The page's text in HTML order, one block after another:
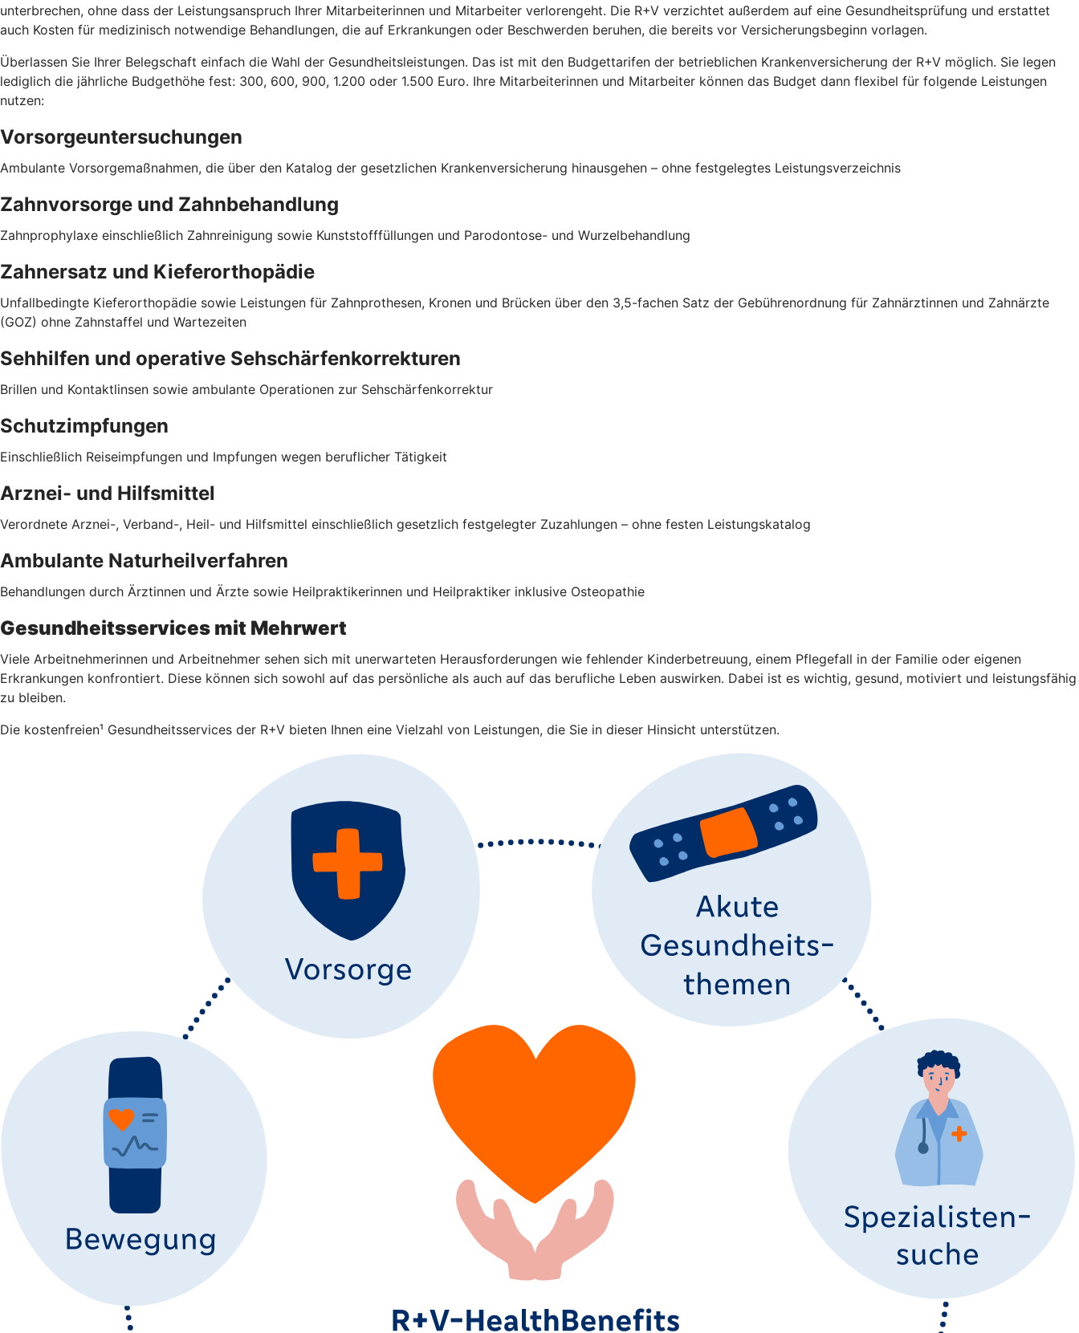
unterbrechen, ohne dass der Leistungsanspruch Ihrer Mitarbeiterinnen und Mitarbeiter verlorengeht. Die R+V verzichtet außerdem auf eine Gesundheitsprüfung und erstattet
auch Kosten für medizinisch notwendige Behandlungen, die auf Erkrankungen oder Beschwerden beruhen, die bereits vor Versicherungsbeginn vorlagen.
Überlassen Sie Ihrer Belegschaft einfach die Wahl der Gesundheitsleistungen. Das ist mit den Budgettarifen der betrieblichen Krankenversicherung der R+V möglich. Sie legen
lediglich die jährliche Budgethöhe fest: 300, 600, 900, 1.200 oder 1.500 Euro. Ihre Mitarbeiterinnen und Mitarbeiter können das Budget dann flexibel für folgende Leistungen
nutzen:
Vorsorgeuntersuchungen
Ambulante Vorsorgemaßnahmen, die über den Katalog der gesetzlichen Krankenversicherung hinausgehen – ohne festgelegtes Leistungsverzeichnis
Zahnvorsorge und Zahnbehandlung
Zahnprophylaxe einschließlich Zahnreinigung sowie Kunststofffüllungen und Parodontose- und Wurzelbehandlung
Zahnersatz und Kieferorthopädie
Unfallbedingte Kieferorthopädie sowie Leistungen für Zahnprothesen, Kronen und Brücken über den 3,5-fachen Satz der Gebührenordnung für Zahnärztinnen und Zahnärzte
(GOZ) ohne Zahnstaffel und Wartezeiten
Sehhilfen und operative Sehschärfenkorrekturen
Brillen und Kontaktlinsen sowie ambulante Operationen zur Sehschärfenkorrektur
Schutzimpfungen
Einschließlich Reiseimpfungen und Impfungen wegen beruflicher Tätigkeit
Arznei- und Hilfsmittel
Verordnete Arznei-, Verband-, Heil- und Hilfsmittel einschließlich gesetzlich festgelegter Zuzahlungen – ohne festen Leistungskatalog
Ambulante Naturheilverfahren
Behandlungen durch Ärztinnen und Ärzte sowie Heilpraktikerinnen und Heilpraktiker inklusive Osteopathie
Gesundheitsservices mit Mehrwert
Viele Arbeitnehmerinnen und Arbeitnehmer sehen sich mit unerwarteten Herausforderungen wie fehlender Kinderbetreuung, einem Pflegefall in der Familie oder eigenen
Erkrankungen konfrontiert. Diese können sich sowohl auf das persönliche als auch auf das berufliche Leben auswirken. Dabei ist es wichtig, gesund, motiviert und leistungsfähig
zu bleiben.
Die kostenfreien¹ Gesundheitsservices der R+V bieten Ihnen eine Vielzahl von Leistungen, die Sie in dieser Hinsicht unterstützen.